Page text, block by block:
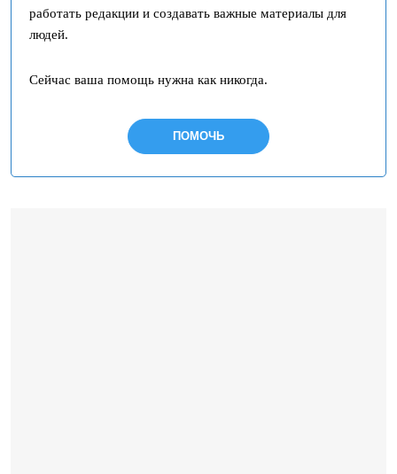
работать редакции и создавать важные материалы для
людей.
Сейчас ваша помощь нужна как никогда.
ПОМОЧЬ